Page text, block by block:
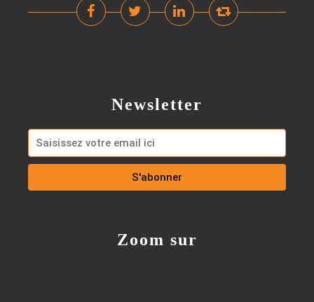
Newsletter
Zoom sur